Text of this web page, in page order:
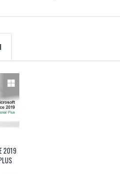
2019